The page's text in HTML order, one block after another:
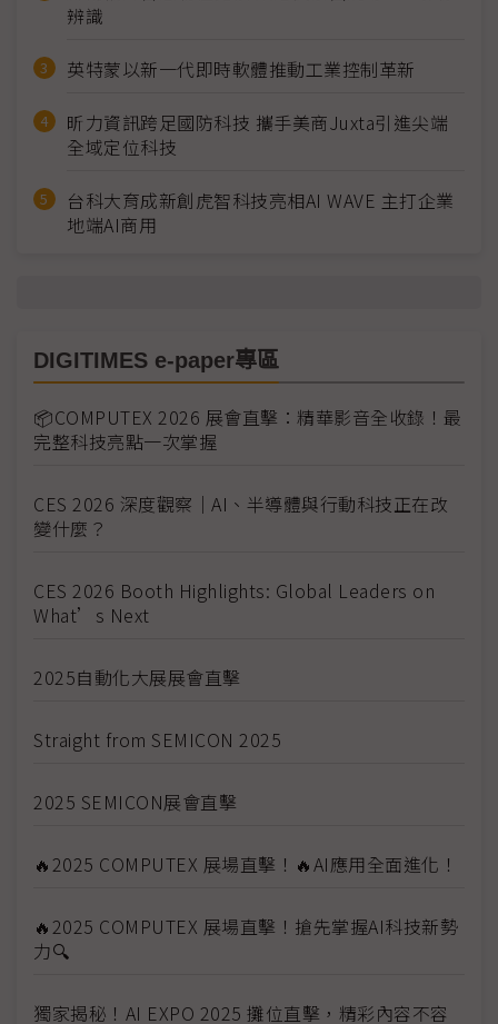
辨識
英特蒙以新一代即時軟體推動工業控制革新
昕力資訊跨足國防科技 攜手美商Juxta引進尖端
全域定位科技
台科大育成新創虎智科技亮相AI WAVE 主打企業
地端AI商用
DIGITIMES e-paper專區
📦COMPUTEX 2026 展會直擊：精華影音全收錄！最
完整科技亮點一次掌握
CES 2026 深度觀察｜AI、半導體與行動科技正在改
變什麼？
CES 2026 Booth Highlights: Global Leaders on
What’s Next
2025自動化大展展會直擊
Straight from SEMICON 2025
2025 SEMICON展會直擊
🔥2025 COMPUTEX 展場直擊！🔥AI應用全面進化！
🔥2025 COMPUTEX 展場直擊！搶先掌握AI科技新勢
力🔍
獨家揭秘！AI EXPO 2025 攤位直擊，精彩內容不容